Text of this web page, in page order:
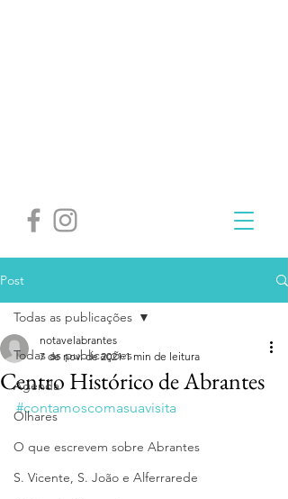
Post
Todas as publicações
Agenda
Olhares
O que escrevem sobre Abrantes
S. Vicente, S. João e Alferrarede
Todas as publicações
Centro Histórico de Abrantes
notavelabrantes
7 de nov. de 2021 1 min de leitura
#contamoscomasuavisita